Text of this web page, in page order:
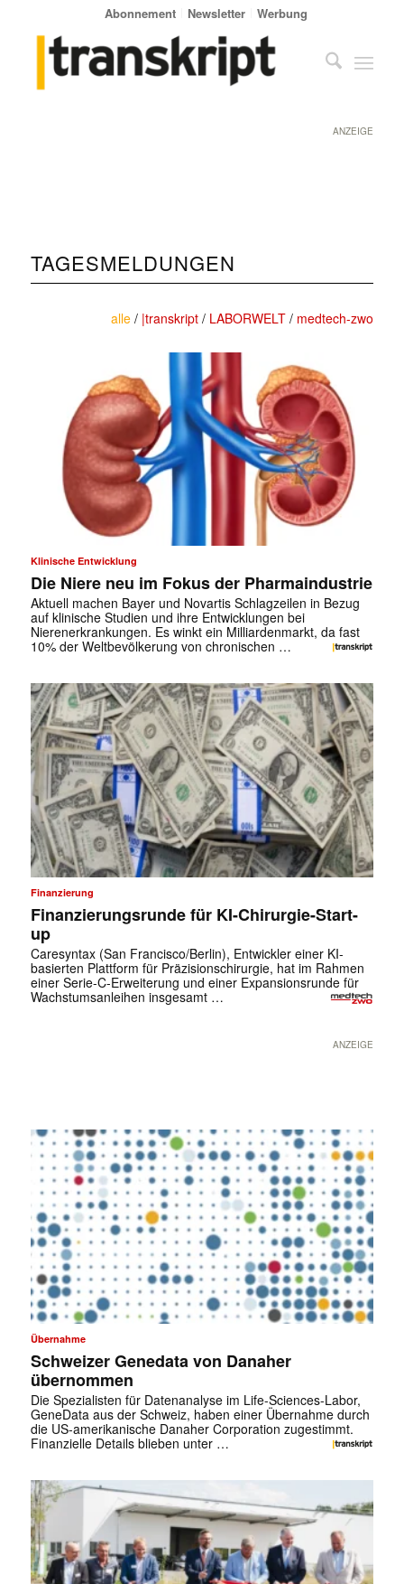
Abonnement Newsletter Werbung
ANZEIGE
TAGESMELDUNGEN
alle / |transkript / LABORWELT / medtech-zwo
Klinische Entwicklung
Die Niere neu im Fokus der Pharmaindustrie
Aktuell machen Bayer und Novartis Schlagzeilen in Bezug
auf klinische Studien und ihre Entwicklungen bei
Nierenerkrankungen. Es winkt ein Milliardenmarkt, da fast
10% der Weltbevölkerung von chronischen …
Finanzierung
Finanzierungsrunde für KI-Chirurgie-Start-
up
Caresyntax (San Francisco/Berlin), Entwickler einer KI-
basierten Plattform für Präzisionschirurgie, hat im Rahmen
einer Serie-C-Erweiterung und einer Expansionsrunde für
Wachstumsanleihen insgesamt …
ANZEIGE
Übernahme
Schweizer Genedata von Danaher
übernommen
Die Spezialisten für Datenanalyse im Life-Sciences-Labor,
GeneData aus der Schweiz, haben einer Übernahme durch
die US-amerikanische Danaher Corporation zugestimmt.
Finanzielle Details blieben unter …